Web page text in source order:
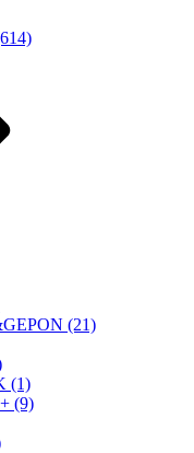
(21)
(1)
(9)